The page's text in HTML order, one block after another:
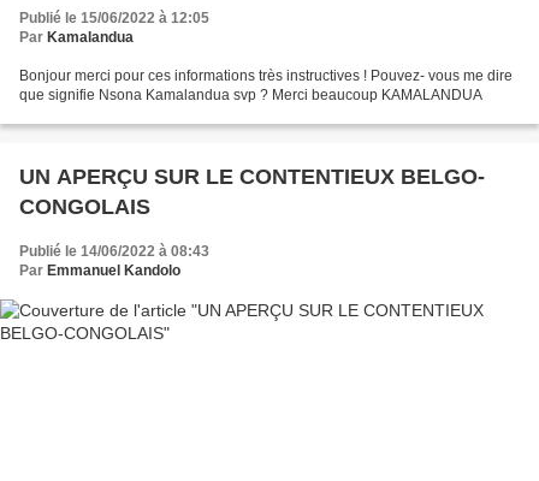
Publié le 15/06/2022 à 12:05
Par Kamalandua
Bonjour merci pour ces informations très instructives ! Pouvez- vous me dire
que signifie Nsona Kamalandua svp ? Merci beaucoup KAMALANDUA
UN APERÇU SUR LE CONTENTIEUX BELGO-
CONGOLAIS
Publié le 14/06/2022 à 08:43
Par Emmanuel Kandolo